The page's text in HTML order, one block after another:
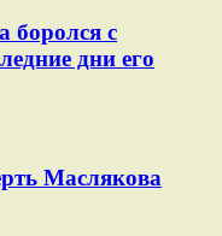
боролся с
дни его
Маслякова